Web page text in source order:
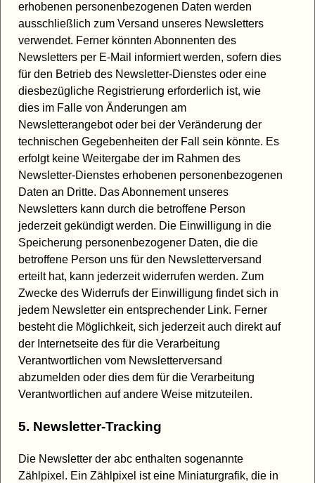
erhobenen personenbezogenen Daten werden
ausschließlich zum Versand unseres Newsletters
verwendet. Ferner könnten Abonnenten des
Newsletters per E-Mail informiert werden, sofern dies
für den Betrieb des Newsletter-Dienstes oder eine
diesbezügliche Registrierung erforderlich ist, wie
dies im Falle von Änderungen am
Newsletterangebot oder bei der Veränderung der
technischen Gegebenheiten der Fall sein könnte. Es
erfolgt keine Weitergabe der im Rahmen des
Newsletter-Dienstes erhobenen personenbezogenen
Daten an Dritte. Das Abonnement unseres
Newsletters kann durch die betroffene Person
jederzeit gekündigt werden. Die Einwilligung in die
Speicherung personenbezogener Daten, die die
betroffene Person uns für den Newsletterversand
erteilt hat, kann jederzeit widerrufen werden. Zum
Zwecke des Widerrufs der Einwilligung findet sich in
jedem Newsletter ein entsprechender Link. Ferner
besteht die Möglichkeit, sich jederzeit auch direkt auf
der Internetseite des für die Verarbeitung
Verantwortlichen vom Newsletterversand
abzumelden oder dies dem für die Verarbeitung
Verantwortlichen auf andere Weise mitzuteilen.
5. Newsletter-Tracking
Die Newsletter der abc enthalten sogenannte
Zählpixel. Ein Zählpixel ist eine Miniaturgrafik, die in